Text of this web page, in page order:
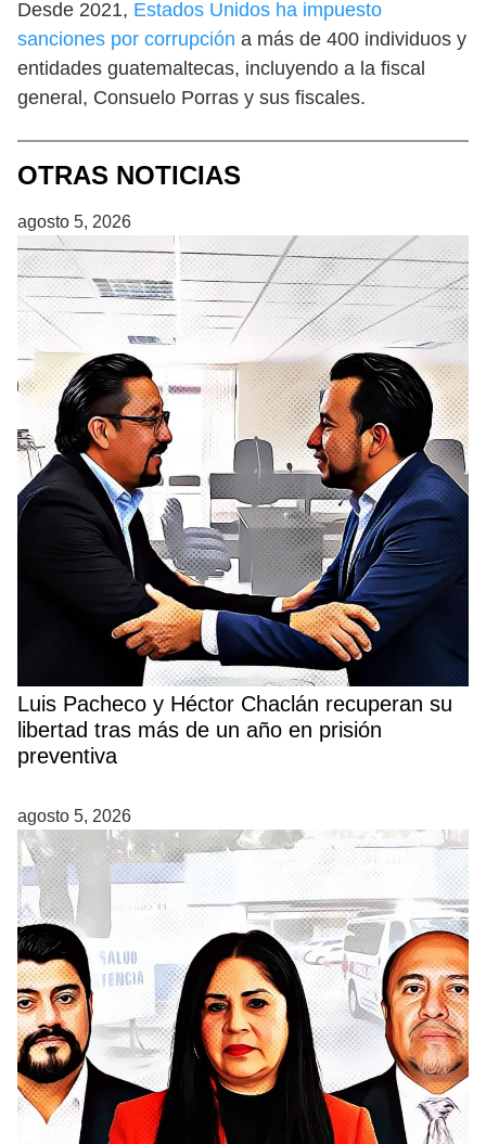
Desde 2021, Estados Unidos ha impuesto
sanciones por corrupción a más de 400 individuos y
entidades guatemaltecas, incluyendo a la fiscal
general, Consuelo Porras y sus fiscales.
OTRAS NOTICIAS
agosto 5, 2026
Luis Pacheco y Héctor Chaclán recuperan su
libertad tras más de un año en prisión
preventiva
agosto 5, 2026